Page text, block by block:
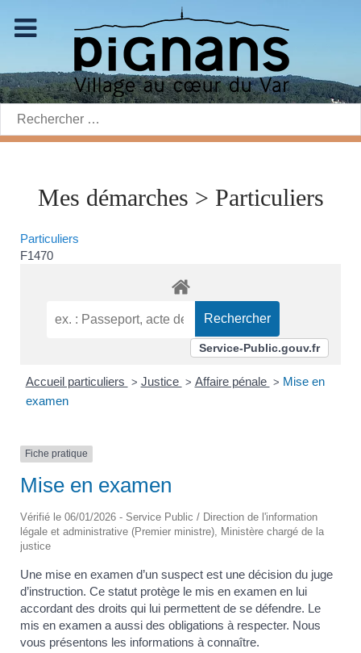
Rechercher:
Mes démarches > Particuliers
Particuliers
F1470
Service-Public.gouv.fr
Accueil particuliers > Justice > Affaire pénale > Mise en
examen
Fiche pratique
Mise en examen
Vérifié le 06/01/2026 - Service Public / Direction de l'information
légale et administrative (Premier ministre), Ministère chargé de la
justice
Une mise en examen d’un suspect est une décision du juge
d’instruction. Ce statut protège le mis en examen en lui
accordant des droits qui lui permettent de se défendre. Le
mis en examen a aussi des obligations à respecter. Nous
vous présentons les informations à connaître.